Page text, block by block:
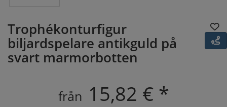
Trophékonturfigur
biljardspelare antikguld på
svart marmorbotten
från 15,82 € *